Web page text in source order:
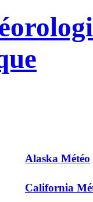
Alaska Météo
California